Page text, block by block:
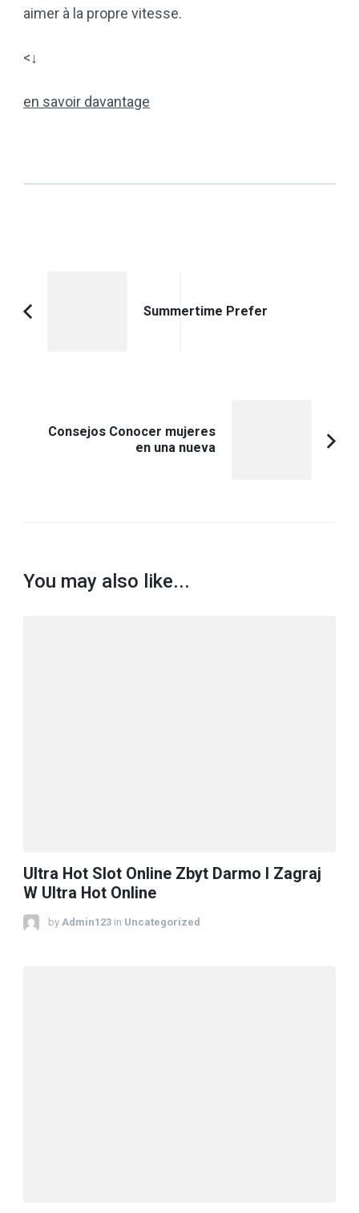
aimer à la propre vitesse.
<↓
en savoir davantage
Navigation
Summertime Prefer
Consejos Conocer mujeres
en una nueva
You may also like...
Ultra Hot Slot Online Zbyt Darmo I Zagraj
W Ultra Hot Online
by Admin123 in Uncategorized